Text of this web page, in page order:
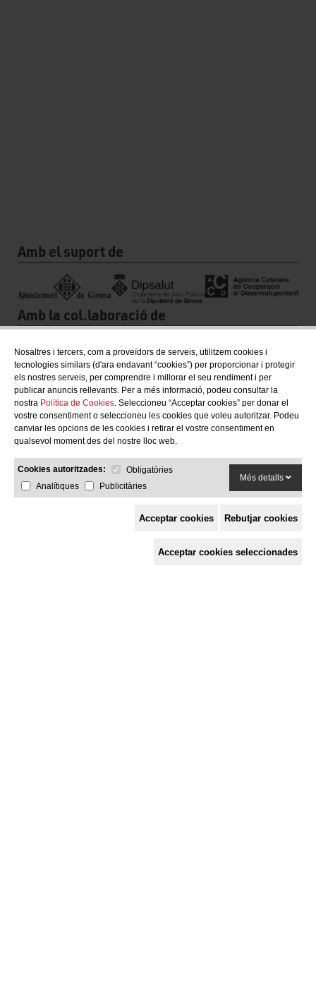
Nosaltres i tercers, com a proveïdors de serveis, utilitzem cookies i
tecnologies similars (d'ara endavant “cookies”) per proporcionar i protegir
els nostres serveis, per comprendre i millorar el seu rendiment i per
publicar anuncis rellevants. Per a més informació, podeu consultar la
nostra Política de Cookies. Seleccioneu “Acceptar cookies” per donar el
vostre consentiment o seleccioneu les cookies que voleu autoritzar. Podeu
canviar les opcions de les cookies i retirar el vostre consentiment en
qualsevol moment des del nostre lloc web.
Cookies autoritzades:
Obligatòries
Analítiques
Publicitàries
Més detalls
Acceptar cookies Rebutjar cookies
Acceptar cookies seleccionades
Amb el suport de
Amb la col.laboració de
c/ Mestre Francesc Civil,